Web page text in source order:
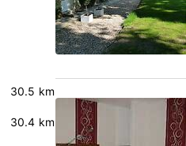
30.5 km
30.4 km